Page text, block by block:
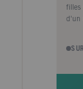
filles
d'un